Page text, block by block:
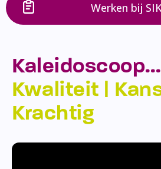
Werken bij
Kwaliteit |
Krachtig